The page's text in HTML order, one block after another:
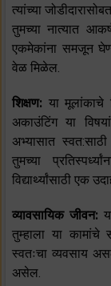
त्यांच्या
तुमच्या नात्यात
एकमेकांना समजून
वेळ मिळेल.
शिक्षण: या मूलांकाचे
अकाउंटिंग या
अभ्यासात
तुमच्या
विद्यार्थ्यांसाठी एक
व्यावसायिक जीवन:
तुम्हाला या कामांचे
स्वतःचा व्यवसाय
असेल.